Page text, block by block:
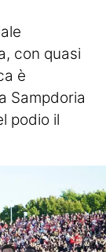
con quasi
è
Sampdoria
podio il